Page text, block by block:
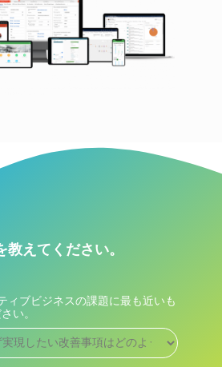
えてください。
ィブビジネスの課題に最も近いも
い。